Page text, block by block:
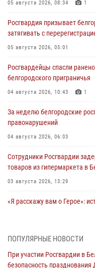
05 августа 2026, 08:34 1
Росгвардия призывает
затягивать с
05 августа 2026, 05:01
Росгвардейцы спасли
белгородского приграничья
04 августа 2026, 10:43 1
За неделю белгородские
правонарушений
04 августа 2026, 06:03
Сотрудники Росгвардии
товаров из гипермаркета в
03 августа 2026, 13:29
«Я расскажу вам о Герое»:
сборов «Армата» в
ПОПУЛЯРНЫЕ НОВОСТИ
При участии Росгвардии в
безопасность